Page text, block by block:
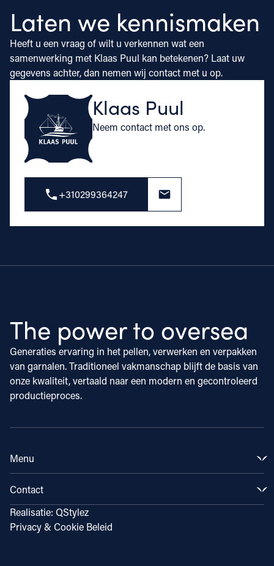
Laten we kennismaken
Heeft u een vraag of wilt u verkennen wat een
samenwerking met Klaas Puul kan betekenen? Laat uw
gegevens achter, dan nemen wij contact met u op.
Klaas Puul
Neem contact met ons op.
+310299364247
The power to oversea
Generaties ervaring in het pellen, verwerken en verpakken
van garnalen. Traditioneel vakmanschap blijft de basis van
onze kwaliteit, vertaald naar een modern en gecontroleerd
productieproces.
Menu
Markten
Ons verhaal
Kennis & Inspiratie
Contact
Hyacintenstraat 16
1131 HW Volendam
Realisatie: QStylez
Privacy & Cookie Beleid